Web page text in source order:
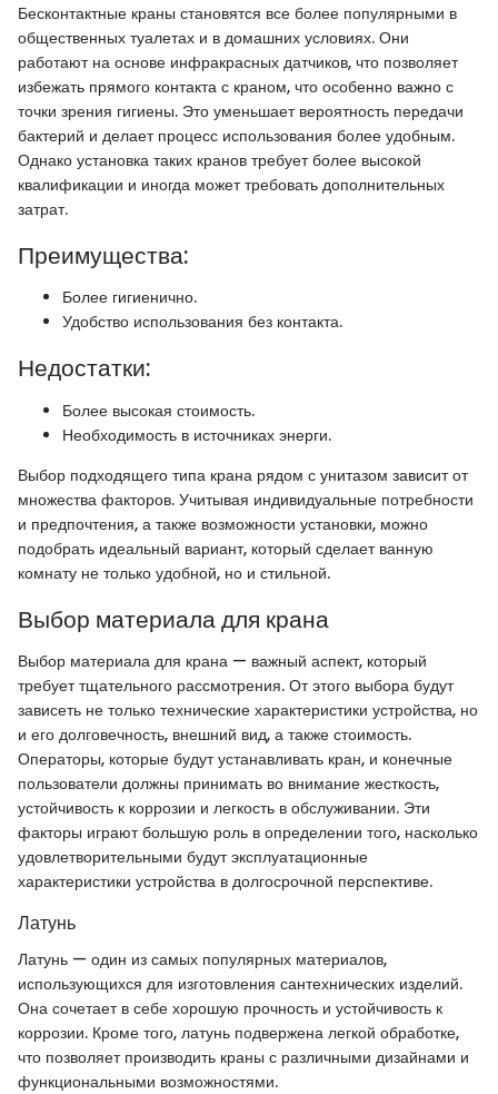
Бесконтактные краны становятся все более популярными в
общественных туалетах и в домашних условиях. Они
работают на основе инфракрасных датчиков, что позволяет
избежать прямого контакта с краном, что особенно важно с
точки зрения гигиены. Это уменьшает вероятность передачи
бактерий и делает процесс использования более удобным.
Однако установка таких кранов требует более высокой
квалификации и иногда может требовать дополнительных
затрат.
Преимущества:
Более гигиенично.
Удобство использования без контакта.
Недостатки:
Более высокая стоимость.
Необходимость в источниках энерги.
Выбор подходящего типа крана рядом с унитазом зависит от
множества факторов. Учитывая индивидуальные потребности
и предпочтения, а также возможности установки, можно
подобрать идеальный вариант, который сделает ванную
комнату не только удобной, но и стильной.
Выбор материала для крана
Выбор материала для крана — важный аспект, который
требует тщательного рассмотрения. От этого выбора будут
зависеть не только технические характеристики устройства, но
и его долговечность, внешний вид, а также стоимость.
Операторы, которые будут устанавливать кран, и конечные
пользователи должны принимать во внимание жесткость,
устойчивость к коррозии и легкость в обслуживании. Эти
факторы играют большую роль в определении того, насколько
удовлетворительными будут эксплуатационные
характеристики устройства в долгосрочной перспективе.
Латунь
Латунь — один из самых популярных материалов,
использующихся для изготовления сантехнических изделий.
Она сочетает в себе хорошую прочность и устойчивость к
коррозии. Кроме того, латунь подвержена легкой обработке,
что позволяет производить краны с различными дизайнами и
функциональными возможностями.